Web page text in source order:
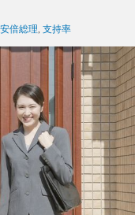
安倍総理 支持率